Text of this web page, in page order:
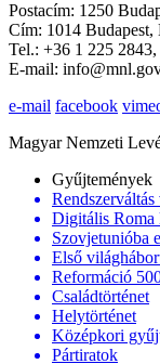
Postacím: 1250
Cím: 1014 Budapest,
Tel.: +36 1 225
E-mail:
e-mail facebook
Magyar Nemzeti
Gyűjtemények
Rendszerváltás
Digitális Roma
Szovjetunióba
Első
Reformáció
Családtörténet
Helytörténet
Középkori
Pártiratok